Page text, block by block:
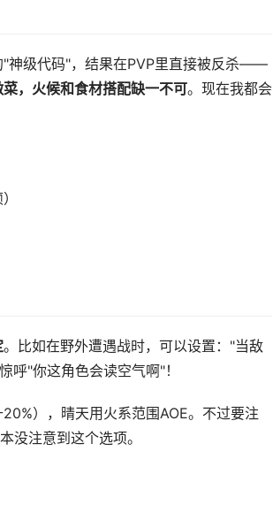
"神级代码"，结果在PVP里直接被反杀——
，火候和食材搭配缺一不可。现在我都会
。比如在野外遭遇战时，可以设置："当敌
呼"你这角色会读空气啊"！
），晴天用火系范围AOE。不过要注
没注意到这个选项。